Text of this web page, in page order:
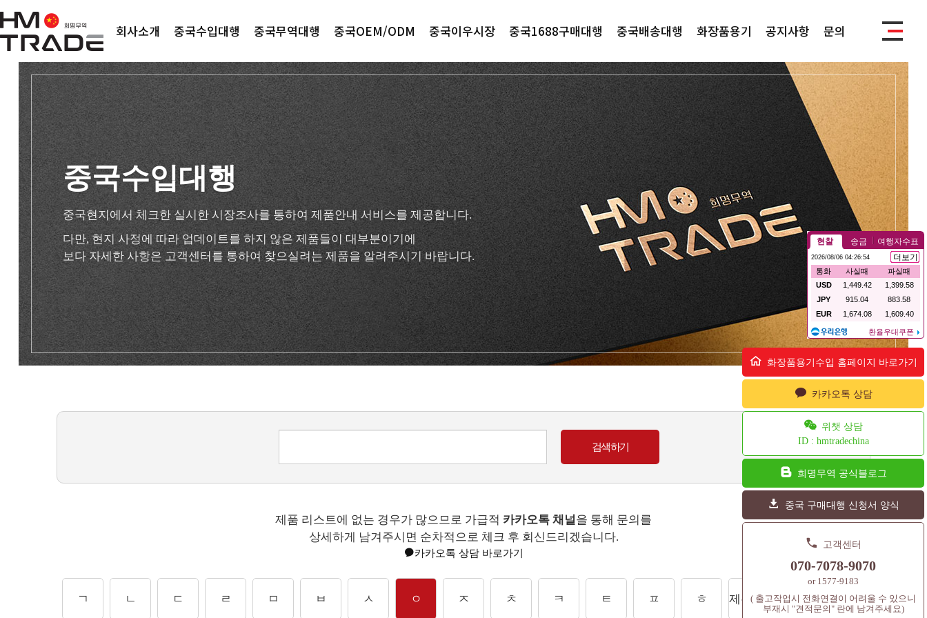
회사소개 중국수입대행 중국무역대행 중국OEM/ODM 중국이우시장 중국1688구매대행 중국배송대행 화장품용기 공지사항 문의
화장품용기수입 홈페이지 바로가기
카카오톡 상담
위챗 상담
ID : hmtradechina
희명무역 공식블로그
중국 구매대행 신청서 양식
고객센터
070-7078-9070
or 1577-9183
( 출고작업시 전화연결이 어려울 수 있으니
부재시 "견적문의" 란에 남겨주세요)
중국수입대행
중국현지에서 체크한 실시한 시장조사를 통하여 제품안내 서비스를 제공합니다.
다만, 현지 사정에 따라 업데이트를 하지 않은 제품들이 대부분이기에
보다 자세한 사항은 고객센터를 통하여 찾으실려는 제품을 알려주시기 바랍니다.
제품 리스트에 없는 경우가 많으므로 가급적 카카오톡 채널을 통해 문의를
상세하게 남겨주시면 순차적으로 체크 후 회신드리겠습니다.
카카오톡 상담 바로가기
ㄱ ㄴ ㄷ ㄹ ㅁ ㅂ ㅅ ㅇ ㅈ ㅊ ㅋ ㅌ ㅍ ㅎ 제주도상품셔틀콕 컨텐츠